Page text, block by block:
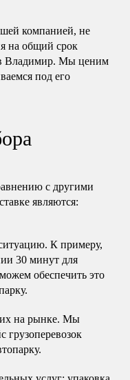
компанией, не
на общий срок
в Владимир. Мы ценим
под его
с другими
являются:
К примеру,
30 минут для
обеспечить это
на рынке. Мы
грузоперевозок